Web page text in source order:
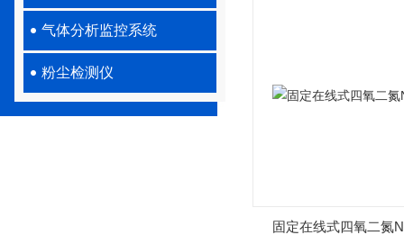
气体分析监控系统
粉尘检测仪
固定在线式四氧二氮